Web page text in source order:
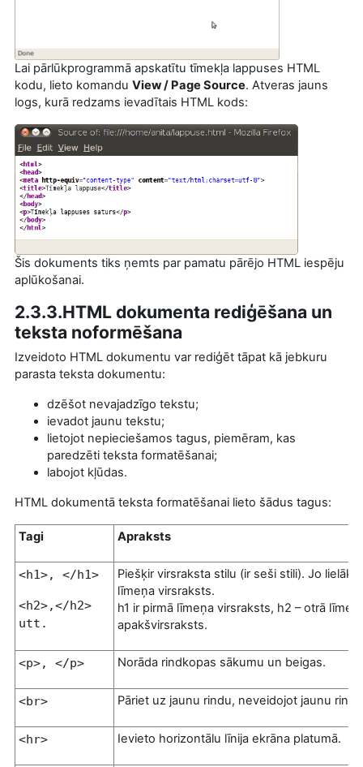
Lai pārlūkprogrammā apskatītu tīmekļa lappuses HTML
kodu, lieto komandu View / Page Source. Atveras jauns
logs, kurā redzams ievadītais HTML kods:
Šis dokuments tiks ņemts par pamatu pārējo HTML iespēju
aplūkošanai.
2.3.3.HTML dokumenta rediģēšana un
teksta noformēšana
Izveidoto HTML dokumentu var rediģēt tāpat kā jebkuru
parasta teksta dokumentu:
dzēšot nevajadzīgo tekstu;
ievadot jaunu tekstu;
lietojot nepieciešamos tagus, piemēram, kas
paredzēti teksta formatēšanai;
labojot kļūdas.
HTML dokumentā teksta formatēšanai lieto šādus tagus:
Tagi Apraksts
<h1>, </h1>
<h2>,</h2>
utt.
Piešķir virsraksta stilu (ir seši stili). Jo
līmeņa virsraksts.
h1 ir pirmā līmeņa virsraksts, h2 – otrā
apakšvirsraksts.
<p>, </p> Norāda rindkopas sākumu un beigas.
<br> Pāriet uz jaunu rindu, neveidojot jaunu
<hr> Ievieto horizontālu līnija ekrāna platumā.